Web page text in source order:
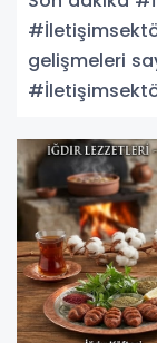
gelişmeleri